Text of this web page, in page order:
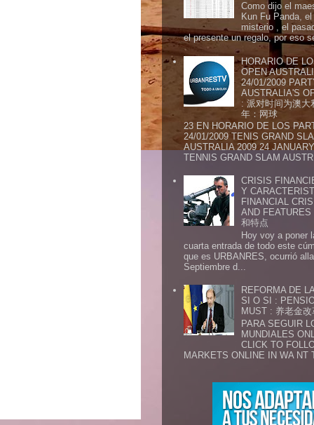
Como dijo el
Kun Fu Panda,
misterio , el
el presente un regalo, por eso
HORARIO DE
OPEN
24/01/2009
AUSTRALIA'S
: 派对时间为澳大
年：网球
23 EN HORARIO DE LOS
24/01/2009 TENIS GRAND
AUSTRALIA 2009 24
TENNIS GRAND SLAM
CRISIS
Y
FINANCIAL
AND
和特点
Hoy voy a poner
cuarta entrada de todo este
que es URBANRES, ocurrió
Septiembre d...
REFORMA DE
SI O SI :
MUST : 养老金
PARA SEGUIR
MUNDIALES
CLICK TO
MARKETS ONLINE IN WA NT